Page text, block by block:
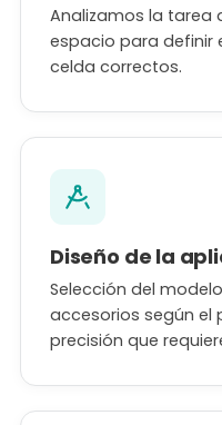
Analizamos la tarea
espacio para definir
celda correctos.
Diseño de la
Selección del
accesorios según el
precisión que